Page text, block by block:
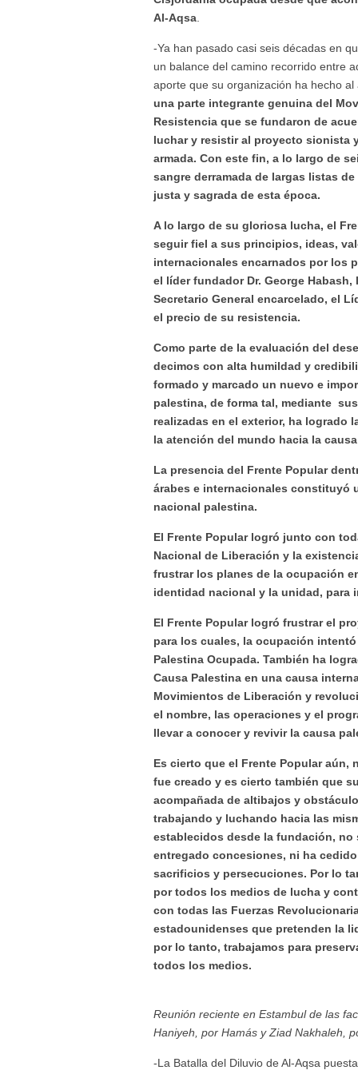
Al-Aqsa.
-Ya han pasado casi seis décadas en
un balance del camino recorrido entre
aporte que su organización ha hecho
una parte integrante genuina del
Resistencia que se fundaron de
luchar y resistir al proyecto sionista
armada. Con este fin, a lo largo de
sangre derramada de largas listas
justa y sagrada de esta época.
A lo largo de su gloriosa lucha, el
seguir fiel a sus principios, ideas,
internacionales encarnados por los
el líder fundador Dr. George
Secretario General encarcelado, el
el precio de su resistencia.
Como parte de la evaluación del
decimos con alta humildad y
formado y marcado un nuevo e
palestina, de forma tal, mediante
realizadas en el exterior, ha logrado
la atención del mundo hacia la
La presencia del Frente Popular
árabes e internacionales
nacional palestina.
El Frente Popular logró junto con
Nacional de Liberación y la
frustrar los planes de la ocupación
identidad nacional y la unidad, para
El Frente Popular logró frustrar el
para los cuales, la ocupación
Palestina Ocupada. También ha
Causa Palestina en una causa
Movimientos de Liberación y
el nombre, las operaciones y el
llevar a conocer y revivir la causa
Es cierto que el Frente Popular
fue creado y es cierto también que
acompañada de altibajos y
trabajando y luchando hacia las
establecidos desde la fundación,
entregado concesiones, ni ha
sacrificios y persecuciones. Por lo
por todos los medios de lucha y
con todas las Fuerzas
estadounidenses que pretenden la
por lo tanto, trabajamos para
todos los medios.
Reunión reciente en Estambul de las
Haniyeh, por Hamás y Ziad Nakhaleh,
-La Batalla del Diluvio de Al-Aqsa